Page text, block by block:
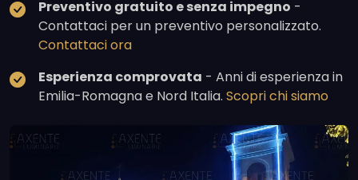
Preventivo gratuito e senza impegno -
Contattaci per un preventivo personalizzato.
Contattaci ora
Esperienza comprovata - Anni di esperienza in
Emilia-Romagna e Nord Italia. Scopri chi siamo